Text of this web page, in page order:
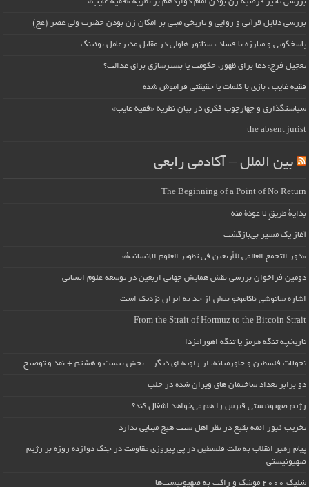
بررسی تأثیر فرضیه زن بودن امام دوازدهم بر نظریه «فقیه غایب»
بررسی دلایل قرآنی و روایی و تاریخی مبنی بر امکان زن بودن حضرت ولی عصر (عج)
پاسخگویی و مبارزه با فساد ، سناتور هاولی در مقابل مدیرعامل بوئینگ
تعجیل فرج: دعا برای ظهور، حکومت یا بسترسازی برای عدالت؟
فقیه غایب ، بازی با کلمات یا حقیقتی فراموش شده
سیاستگذاری و چهارچوب فکری در بیان نظریه «فقیه غایب»
the absent jurist
بین الملل – آکادمی رابعی
The Beginning of a Point of No Return
بداية طريقٍ لا عودة منه
آغاز یک مسیر بی‌بازگشت
«دور التجمع العالمي للأربعين في تطوير العلوم الإنسانية».
دومین فراخوان بررسی نقش همایش جهانی اربعین در توسعه علوم انسانی
اشاره ساتوشی ناکاموتو بیش از حد به ایران نزدیک است
From the Strait of Hormuz to the Bitcoin Strait
تاریخچه تنگه هرمز یا تنگه اهورامزدا
تحولات فلسطین و خاورمیانه، از زاویه ای دیگر – بخش بیست و هشتم + نقد و توضیح
دو برابر تعداد ساختمان های ویران شده در حلب
رژیم صهیونیستی قبرس را هم می‌خواهد اشغال کند؟
تخریب قبور ائمه بقیع در نظر اهل سنت هیچ مبنایی ندارد
پیام رهبر انقلاب به ملت فلسطین در پی پیروزی مقاومت در جنگ دوازده روزه بر رژیم
صهیونیستی
شلیک ۲۰۰۰ موشک و راکت به صهیونیست‌ها